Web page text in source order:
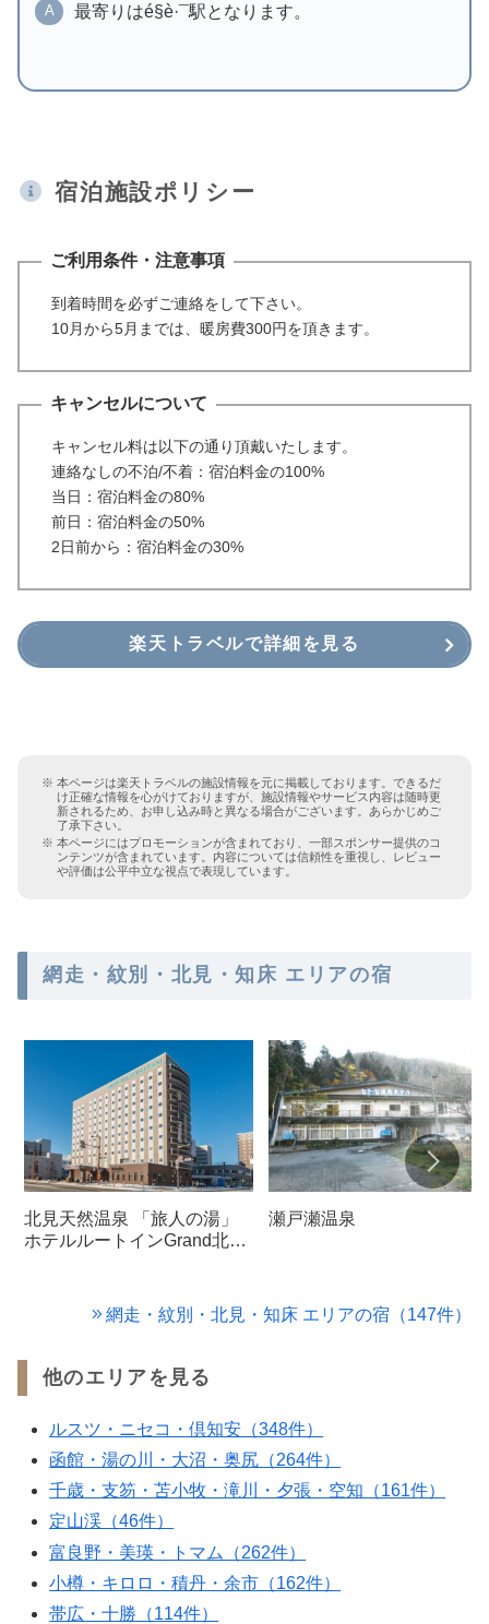
A 最寄りはé§è·¯駅となります。
宿泊施設ポリシー
ご利用条件・注意事項
到着時間を必ずご連絡をして下さい。
10月から5月までは、暖房費300円を頂きます。
キャンセルについて
キャンセル料は以下の通り頂戴いたします。
連絡なしの不泊/不着：宿泊料金の100%
当日：宿泊料金の80%
前日：宿泊料金の50%
2日前から：宿泊料金の30%
楽天トラベルで詳細を見る
本ページは楽天トラベルの施設情報を元に掲載しております。できるだ
け正確な情報を心がけておりますが、施設情報やサービス内容は随時更
新されるため、お申し込み時と異なる場合がございます。あらかじめご
了承下さい。
本ページにはプロモーションが含まれており、一部スポンサー提供のコ
ンテンツが含まれています。内容については信頼性を重視し、レビュー
や評価は公平中立な視点で表現しています。
網走・紋別・北見・知床 エリアの宿
北見天然温泉 「旅人の湯」
ホテルルートインGrand北見
瀬戸瀬温泉
網走・紋別・北見・知床 エリアの宿（147件）
他のエリアを見る
ルスツ・ニセコ・倶知安（348件）
函館・湯の川・大沼・奥尻（264件）
千歳・支笏・苫小牧・滝川・夕張・空知（161件）
定山渓（46件）
富良野・美瑛・トマム（262件）
小樽・キロロ・積丹・余市（162件）
帯広・十勝（114件）